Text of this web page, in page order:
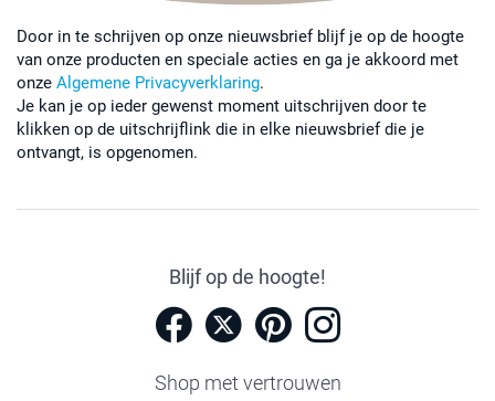
Door in te schrijven op onze nieuwsbrief blijf je op de hoogte
van onze producten en speciale acties en ga je akkoord met
onze Algemene Privacyverklaring.
Je kan je op ieder gewenst moment uitschrijven door te
klikken op de uitschrijflink die in elke nieuwsbrief die je
ontvangt, is opgenomen.
Blijf op de hoogte!
Shop met vertrouwen